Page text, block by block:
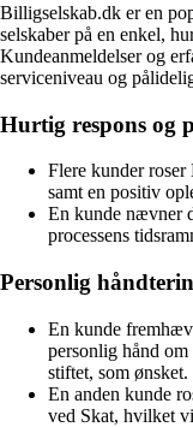
Billigselskab.dk er en
selskaber på en enkel,
Kundeanmeldelser og
serviceniveau og
Hurtig respons og
Flere kunder
samt en positiv
En kunde nævner
processens
Personlig
En kunde
personlig hånd om
stiftet, som ønsket.
En anden kunde
ved Skat, hvilket